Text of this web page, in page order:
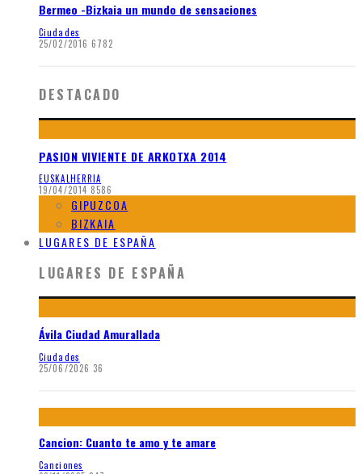
Bermeo -Bizkaia un mundo de sensaciones
Ciudades
25/02/2016 6782
DESTACADO
PASION VIVIENTE DE ARKOTXA 2014
EUSKALHERRIA
19/04/2014 8586
GIPUZCOA
BIZKAIA
LUGARES DE ESPAÑA
LUGARES DE ESPAÑA
Ávila Ciudad Amurallada
Ciudades
25/06/2026 36
Cancion: Cuanto te amo y te amare
Canciones